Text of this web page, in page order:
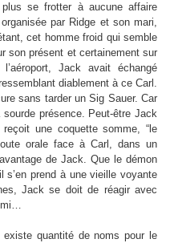
se frotter à aucune affaire
par Ridge et son mari,
cet homme froid qui semble
son présent et certainement sur
Jack avait échangé
diablement à ce Carl.
sans tarder un Sig Sauer. Car
présence. Peut-être Jack
une coquette somme, “ le
orale face à Carl, dans un
de Jack. Que le démon
s’en prend à une vieille voyante
Jack se doit de réagir avec
quantité de noms pour le